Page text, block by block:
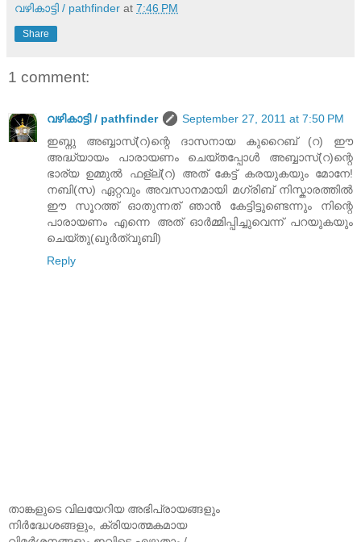
വഴികാട്ടി / pathfinder at 7:46 PM
Share
1 comment:
വഴികാട്ടി / pathfinder
September 27, 2011 at 7:50 PM
ഇബ്നു അബ്ബാസ്(റ)ന്റെ ദാസനായ കുറൈബ് (റ) ഈ
അദ്ധ്യായം പാരായണം ചെയ്തപ്പോൾ അബ്ബാസ്(റ)ന്റെ
ഭാര്യ ഉമ്മുൽ ഫള്ല്(റ) അത് കേട്ട് കരയുകയും മോനേ!
നബി(സ) ഏറ്റവും അവസാനമായി മഗ്‌രിബ് നിസ്കാരത്തിൽ
ഈ സൂറത്ത് ഓതുന്നത് ഞാൻ കേട്ടിട്ടുണ്ടെന്നും നിന്റെ
പാരായണം എന്നെ അത് ഓർമ്മിപ്പിച്ചുവെന്ന് പറയുകയും
ചെയ്തു(ഖുർത്വുബി)
Reply
താങ്കളുടെ വിലയേറിയ അഭിപ്രായങ്ങളും
നിര്‍ദ്ധേശങ്ങളും, ക്രിയാത്മകമായ